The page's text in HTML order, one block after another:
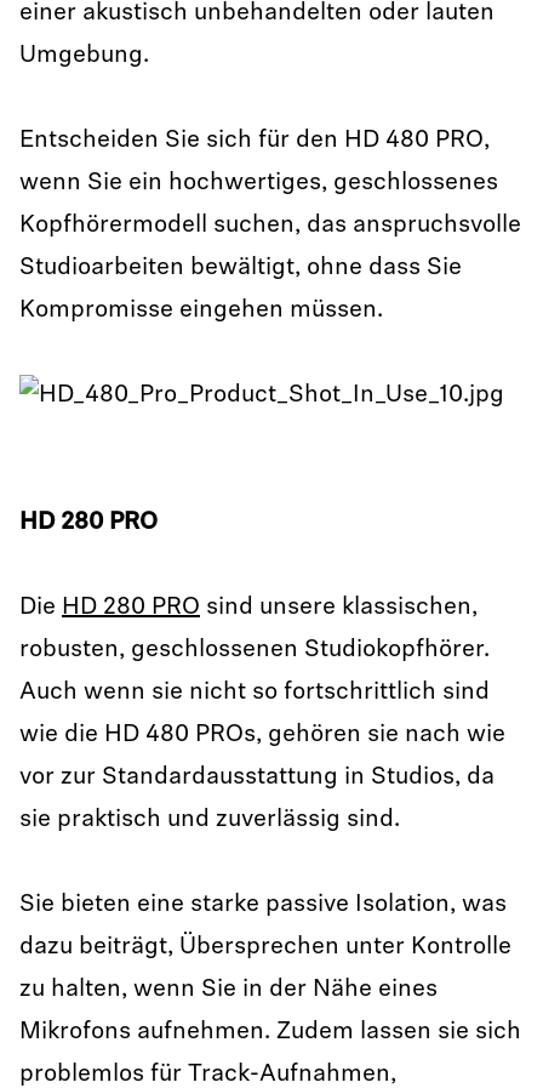
einer akustisch unbehandelten oder lauten
Umgebung.
Entscheiden Sie sich für den HD 480 PRO,
wenn Sie ein hochwertiges, geschlossenes
Kopfhörermodell suchen, das anspruchsvolle
Studioarbeiten bewältigt, ohne dass Sie
Kompromisse eingehen müssen.
HD 280 PRO
Die HD 280 PRO sind unsere klassischen,
robusten, geschlossenen Studiokopfhörer.
Auch wenn sie nicht so fortschrittlich sind
wie die HD 480 PROs, gehören sie nach wie
vor zur Standardausstattung in Studios, da
sie praktisch und zuverlässig sind.
Sie bieten eine starke passive Isolation, was
dazu beiträgt, Übersprechen unter Kontrolle
zu halten, wenn Sie in der Nähe eines
Mikrofons aufnehmen. Zudem lassen sie sich
problemlos für Track-Aufnahmen,